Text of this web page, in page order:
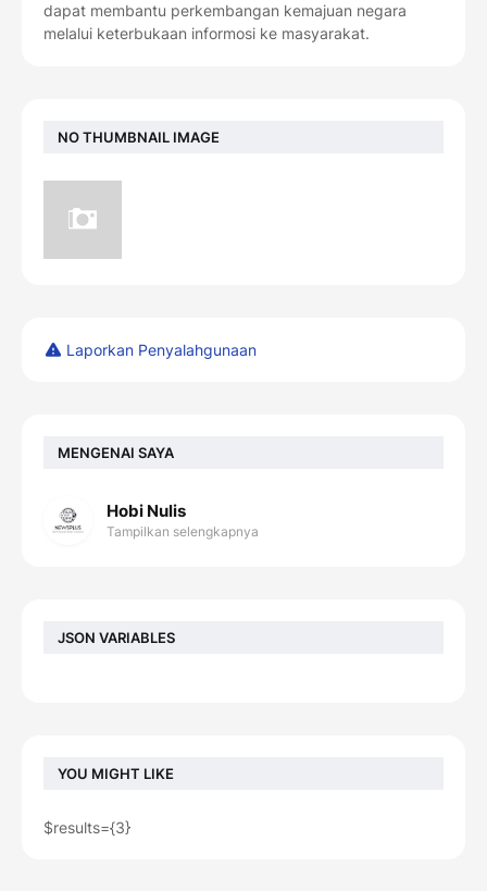
dapat membantu perkembangan kemajuan negara
melalui keterbukaan informosi ke masyarakat.
NO THUMBNAIL IMAGE
Laporkan Penyalahgunaan
MENGENAI SAYA
Hobi Nulis
Tampilkan selengkapnya
JSON VARIABLES
YOU MIGHT LIKE
$results={3}